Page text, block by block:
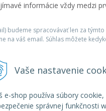
Vaše nastavenie
e-shop používa súbory
správnej funkčnosti
informácie vždy medzi
budeme spracovávať len za
na váš email. Súhlas môžete